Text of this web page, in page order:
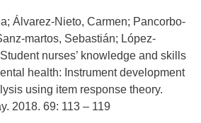
Álvarez-Nieto, Carmen; Pancorbo-
martos, Sebastián; López-
Student nurses’ knowledge and skills
health: Instrument development
using item response theory.
2018. 69: 113 – 119